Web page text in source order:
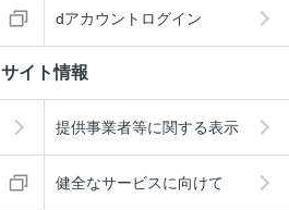
dアカウントログイン
サイト情報
提供事業者等に関する表示
健全なサービスに向けて